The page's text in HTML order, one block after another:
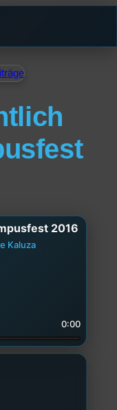
2016
Kaluza
0:00